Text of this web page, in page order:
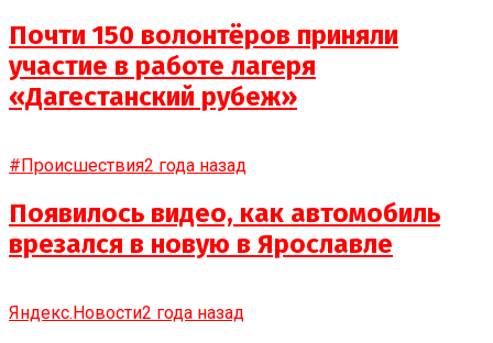
Почти 150 волонтёров приняли
участие в работе лагеря
«Дагестанский рубеж»
#Происшествия2 года назад
Появилось видео, как автомобиль
врезался в новую в Ярославле
Яндекс.Новости2 года назад